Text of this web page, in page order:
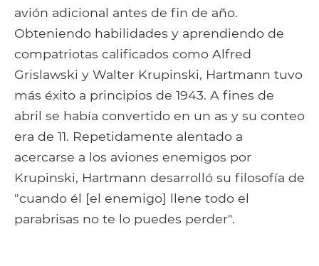
avión adicional antes de fin de año.
Obteniendo habilidades y aprendiendo de
compatriotas calificados como Alfred
Grislawski y Walter Krupinski, Hartmann tuvo
más éxito a principios de 1943. A fines de
abril se había convertido en un as y su conteo
era de 11. Repetidamente alentado a
acercarse a los aviones enemigos por
Krupinski, Hartmann desarrolló su filosofía de
"cuando él [el enemigo] llene todo el
parabrisas no te lo puedes perder".